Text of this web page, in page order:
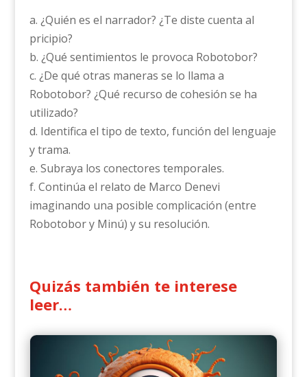
a. ¿Quién es el narrador? ¿Te diste cuenta al
pricipio?
b. ¿Qué sentimientos le provoca Robotobor?
c. ¿De qué otras maneras se lo llama a
Robotobor? ¿Qué recurso de cohesión se ha
utilizado?
d. Identifica el tipo de texto, función del lenguaje
y trama.
e. Subraya los conectores temporales.
f. Continúa el relato de Marco Denevi
imaginando una posible complicación (entre
Robotobor y Minú) y su resolución.
Quizás también te interese
leer…